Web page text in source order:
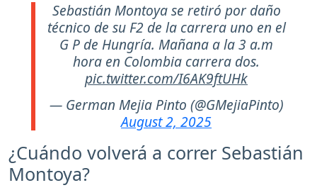
Sebastián Montoya se retiró por daño
técnico de su F2 de la carrera uno en el
G P de Hungría. Mañana a la 3 a.m
hora en Colombia carrera dos.
pic.twitter.com/I6AK9ftUHk
— German Mejia Pinto (@GMejiaPinto)
August 2, 2025
¿Cuándo volverá a correr Sebastián
Montoya?